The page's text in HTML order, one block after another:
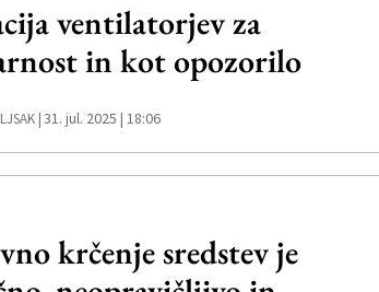
ventilatorjev za
in kot opozorilo
| 31. jul. 2025 | 18:06
krčenje sredstev je